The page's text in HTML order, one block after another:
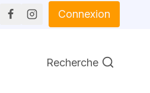
Connexion
Recherche